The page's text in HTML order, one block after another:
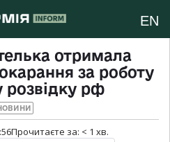
EN
отримала
за роботу
розвідку рф
Прочитаєте за: < 1 хв.